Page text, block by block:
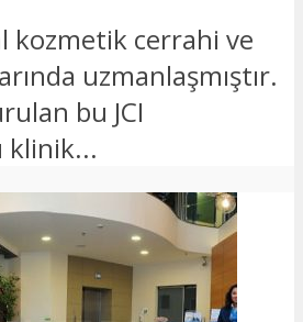
kozmetik cerrahi ve
uzmanlaşmıştır.
bu JCI
klinik...